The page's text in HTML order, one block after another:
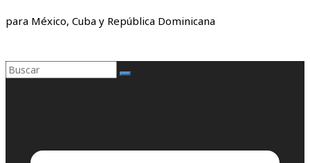
para México, Cuba y República Dominicana